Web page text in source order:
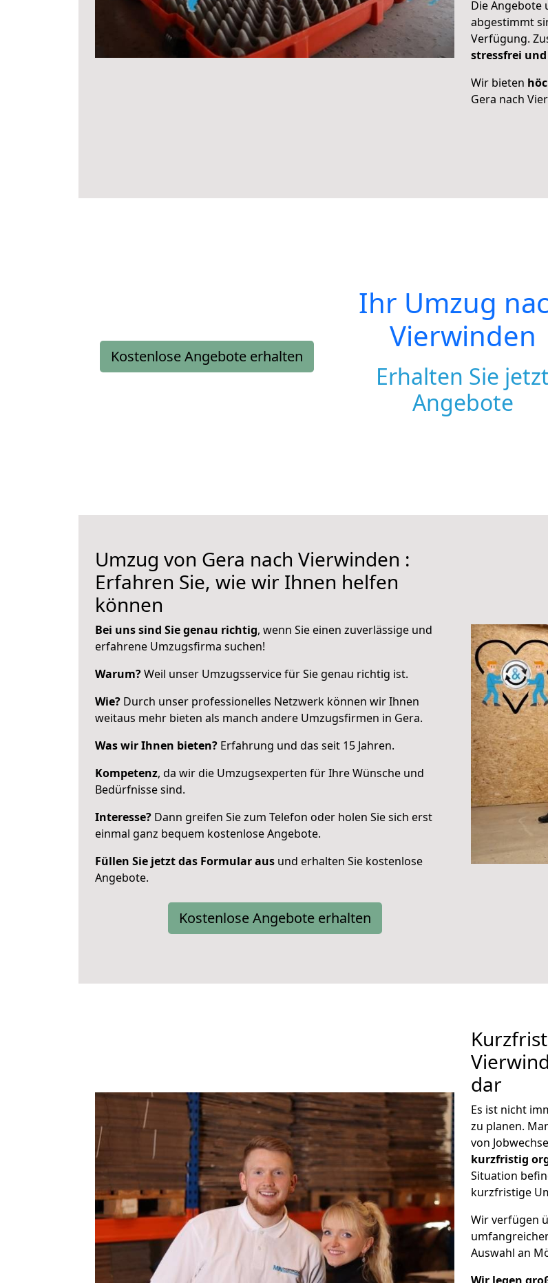
Die Angebote
abgestimmt
Verfügung.
stressfrei
Wir bieten
Gera nach
Kostenlose Angebote erhalten
Ihr Umzug
Vierwinden
Erhalten Sie jetzt
Angebote
Umzug von Gera nach Vierwinden :
Erfahren Sie, wie wir Ihnen helfen
können
Bei uns sind Sie genau richtig, wenn Sie einen zuverlässige und
erfahrene Umzugsfirma suchen!
Warum?Weil unser Umzugsservice für Sie genau richtig ist.
Wie? Durch unser professionelles Netzwerk können wir Ihnen
weitaus mehr bieten als manch andere Umzugsfirmen in Gera.
Was wir Ihnen bieten? Erfahrung und das seit 15 Jahren.
Kompetenz, da wir die Umzugsexperten für Ihre Wünsche und
Bedürfnisse sind.
Interesse? Dann greifen Sie zum Telefon oder holen Sie sich erst
einmal ganz bequem kostenlose Angebote.
Füllen Sie jetzt das Formular aus und erhalten Sie kostenlose
Angebote.
Kostenlose Angebote erhalten
dar
Es ist nicht
zu planen.
von
kurzfristig
Situation
kurzfristige
Wir verfügen
Auswahl an